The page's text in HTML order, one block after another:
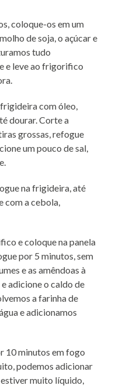
coloque-os em um
de soja, o açúcar e
tudo
e leve ao frigorifico
frigideira com óleo,
dourar. Corte a
grossas, refogue
um pouco de sal,
na frigideira, até
com a cebola,
e coloque na panela
por 5 minutos, sem
e as amêndoas à
adicione o caldo de
a farinha de
e adicionamos
10 minutos em fogo
podemos adicionar
estiver muito líquido,